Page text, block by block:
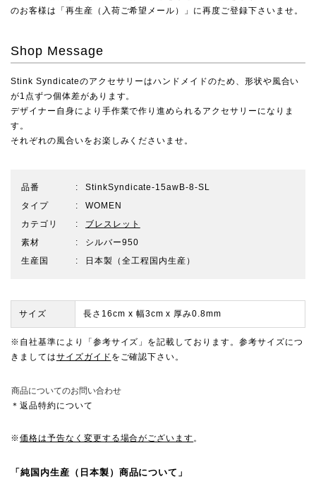
のお客様は「再生産（入荷ご希望メール）」に再度ご登録下さいませ。
Shop Message
Stink Syndicateのアクセサリーはハンドメイドのため、形状や風合い
が1点ずつ個体差があります。
デザイナー自身により手作業で作り進められるアクセサリーになりま
す。
それぞれの風合いをお楽しみくださいませ。
品番
StinkSyndicate-15awB-8-SL
タイプ
WOMEN
カテゴリ
ブレスレット
素材
シルバー950
生産国
日本製（全工程国内生産）
サイズ 長さ16cm x 幅3cm x 厚み0.8mm
※自社基準により「参考サイズ」を記載しております。参考サイズにつ
きましてはサイズガイド をご確認下さい。
商品についてのお問い合わせ
＊返品特約について
※価格は予告なく変更する場合がございます。
「純国内生産（日本製）商品について」